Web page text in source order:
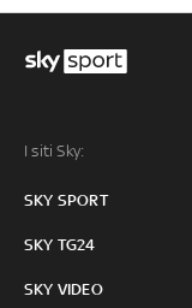
I siti Sky:
SKY SPORT
SKY TG24
SKY VIDEO